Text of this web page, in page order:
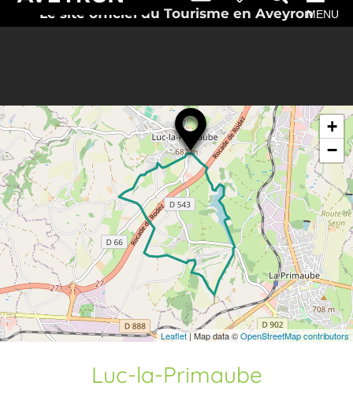
Le site officiel du Tourisme en AveyronMENU
+
−
Leaflet| Map data ©OpenStreetMap contributors
Luc-la-Primaube